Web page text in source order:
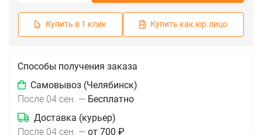
Купить в 1 клик Купить как юр.лицо
Способы получения заказа
Самовывоз (Челябинск)
После 04 сен. — Бесплатно
Доставка (курьер)
После 04 сен. — от 700 ₽